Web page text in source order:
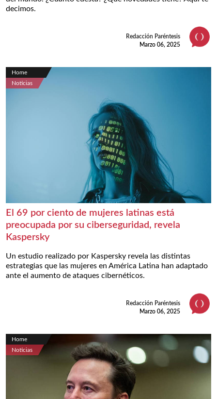
decimos.
Redacción Paréntesis
Marzo 06, 2025
Home
Noticias
El 69 por ciento de mujeres latinas está
preocupada por su ciberseguridad, revela
Kaspersky
Un estudio realizado por Kaspersky revela las distintas
estrategias que las mujeres en América Latina han adaptado
ante el aumento de ataques cibernéticos.
Redacción Paréntesis
Marzo 06, 2025
Home
Noticias